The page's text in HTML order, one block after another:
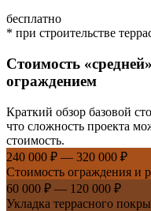
бесплатно
* при строительстве
Стоимость
ограждением
Краткий обзор базовой
что сложность проекта
стоимость.
240 000 ₽ — 320 000 ₽
Стоимость ограждения и
60 000 ₽ — 120 000 ₽
Укладка террасного